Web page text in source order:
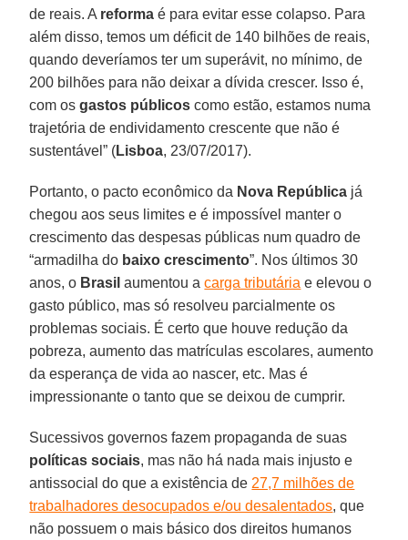
de reais. A reforma é para evitar esse colapso. Para
além disso, temos um déficit de 140 bilhões de reais,
quando deveríamos ter um superávit, no mínimo, de
200 bilhões para não deixar a dívida crescer. Isso é,
com osgastos públicos como estão, estamos numa
trajetória de endividamento crescente que não é
sustentável” (Lisboa, 23/07/2017).
Portanto, o pacto econômico da Nova República já
chegou aos seus limites e é impossível manter o
crescimento das despesas públicas num quadro de
“armadilha do baixo crescimento”. Nos últimos 30
anos, o Brasil aumentou acarga tributária e elevou o
gasto público, mas só resolveu parcialmente os
problemas sociais. É certo que houve redução da
pobreza, aumento das matrículas escolares, aumento
da esperança de vida ao nascer, etc. Mas é
impressionante o tanto que se deixou de cumprir.
Sucessivos governos fazem propaganda de suas
políticas sociais, mas não há nada mais injusto e
antissocial do que a existência de 27,7 milhões de
trabalhadores desocupados e/ou desalentados, que
não possuem o mais básico dos direitos humanos